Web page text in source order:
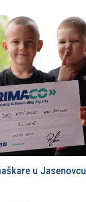
u Jasenovcu